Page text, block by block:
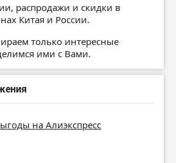
распродажи и скидки в
Китая и России.
только интересные
ими с Вами.
на Алиэкспресс